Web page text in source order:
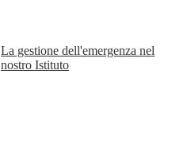
La gestione dell'emergenza nel
nostro Istituto